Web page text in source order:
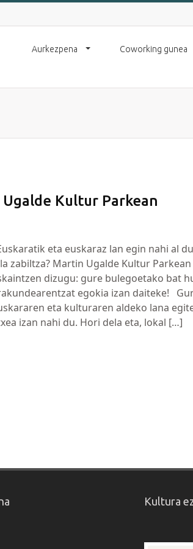
Aurkezpena Coworking gunea
Kultur Parkean
eta euskaraz lan egin nahi al
zabiltza? Martin Ugalde Kultur
dizugu: gure bulegoetako bat
egokia izan daiteke!
eta kulturaren aldeko lana
izan nahi du. Hori dela eta, lokal […]
Kultura